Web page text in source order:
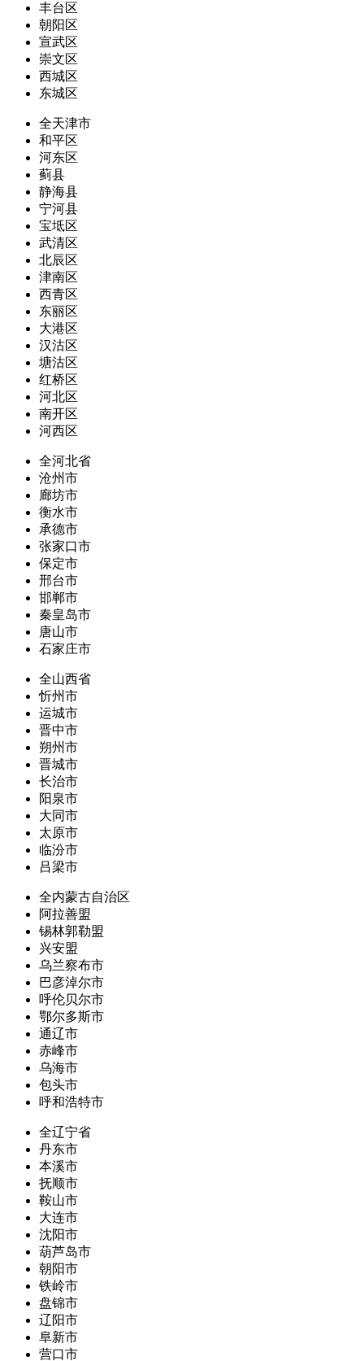
丰台区
朝阳区
宣武区
崇文区
西城区
东城区
全天津市
和平区
河东区
蓟县
静海县
宁河县
宝坻区
武清区
北辰区
津南区
西青区
东丽区
大港区
汉沽区
塘沽区
红桥区
河北区
南开区
河西区
全河北省
沧州市
廊坊市
衡水市
承德市
张家口市
保定市
邢台市
邯郸市
秦皇岛市
唐山市
石家庄市
全山西省
忻州市
运城市
晋中市
朔州市
晋城市
长治市
阳泉市
大同市
太原市
临汾市
吕梁市
全内蒙古自治区
阿拉善盟
锡林郭勒盟
兴安盟
乌兰察布市
巴彦淖尔市
呼伦贝尔市
鄂尔多斯市
通辽市
赤峰市
乌海市
包头市
呼和浩特市
全辽宁省
丹东市
本溪市
抚顺市
鞍山市
大连市
沈阳市
葫芦岛市
朝阳市
铁岭市
盘锦市
辽阳市
阜新市
营口市